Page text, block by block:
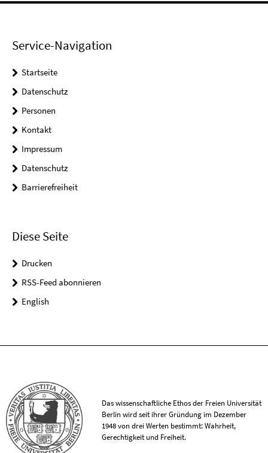
Service-Navigation
Startseite
Datenschutz
Personen
Kontakt
Impressum
Datenschutz
Barrierefreiheit
Diese Seite
Drucken
RSS-Feed abonnieren
English
Das wissenschaftliche Ethos der Freien Universität
Berlin wird seit ihrer Gründung im Dezember
1948 von drei Werten bestimmt: Wahrheit,
Gerechtigkeit und Freiheit.